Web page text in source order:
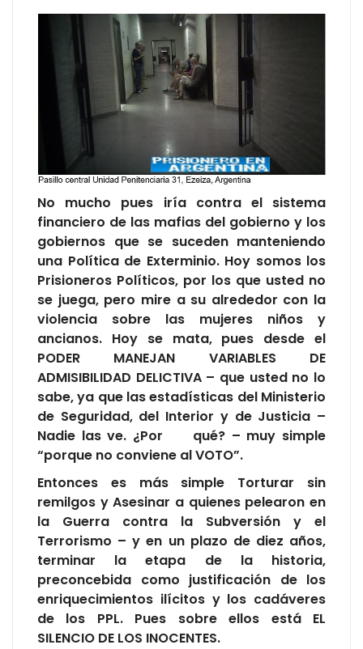
No mucho pues iría contra el sistema
financiero de las mafias del gobierno y los
gobiernos que se suceden manteniendo
una Política de Exterminio. Hoy somos los
Prisioneros Políticos, por los que usted no
se juega, pero mire a su alrededor con la
violencia sobre las mujeres niños y
ancianos. Hoy se mata, pues desde el
PODER MANEJAN VARIABLES DE
ADMISIBILIDAD DELICTIVA – que usted no lo
sabe, ya que las estadísticas del Ministerio
de Seguridad, del Interior y de Justicia –
Nadie las ve. ¿Por qué? – muy simple
“porque no conviene al VOTO”.
Entonces es más simple Torturar sin
remilgos y Asesinar a quienes pelearon en
la Guerra contra la Subversión y el
Terrorismo – y en un plazo de diez años,
terminar la etapa de la historia,
preconcebida como justificación de los
enriquecimientos ilícitos y los cadáveres
de los PPL. Pues sobre ellos está EL
SILENCIO DE LOS INOCENTES.